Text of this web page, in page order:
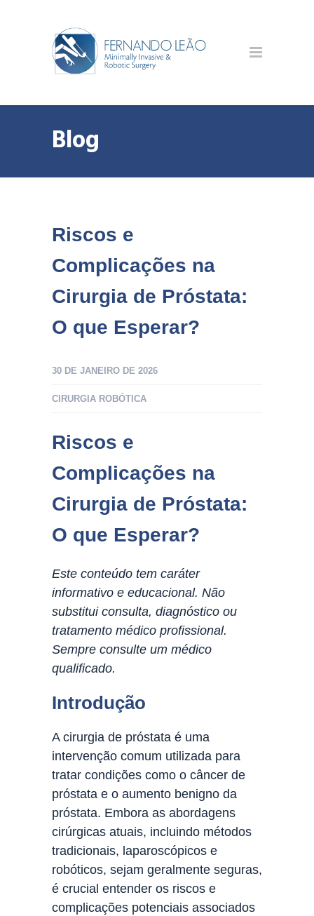
Blog
Riscos e
Complicações na
Cirurgia de Próstata:
O que Esperar?
30 DE JANEIRO DE 2026
CIRURGIA ROBÓTICA
Riscos e
Complicações na
Cirurgia de Próstata:
O que Esperar?
Este conteúdo tem caráter
informativo e educacional. Não
substitui consulta, diagnóstico ou
tratamento médico profissional.
Sempre consulte um médico
qualificado.
Introdução
A cirurgia de próstata é uma
intervenção comum utilizada para
tratar condições como o câncer de
próstata e o aumento benigno da
próstata. Embora as abordagens
cirúrgicas atuais, incluindo métodos
tradicionais, laparoscópicos e
robóticos, sejam geralmente seguras,
é crucial entender os riscos e
complicações potenciais associados